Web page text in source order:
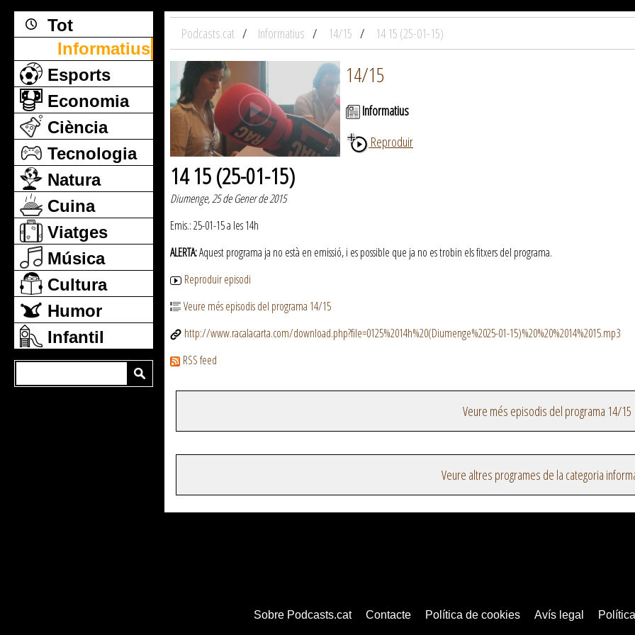
Tot
Informatius
Esports
Economia
Ciència
Tecnologia
Natura
Cuina
Viatges
Música
Cultura
Humor
Infantil
Podcasts.cat Informatius 14/15 14 15 (25-01-15)
14/15
Informatius
Reproduir
14 15 (25-01-15)
Diumenge, 25 de Gener de 2015
Emis.: 25-01-15 a les 14h
ALERTA:Aquest programa ja no està en emissió, i es possible que ja no es trobin els fitxers del programa.
Reproduir episodi
Veure més episodis del programa 14/15
http://www.racalacarta.com/download.php?file=0125%2014h%20(Diumenge%2025-01-15)%20%20%2014%2015.mp3
RSS feed
Veure més episodis del programa 14/15
Veure altres programes de la categoria
Sobre Podcasts.cat Contacte Política de cookies Avís legal